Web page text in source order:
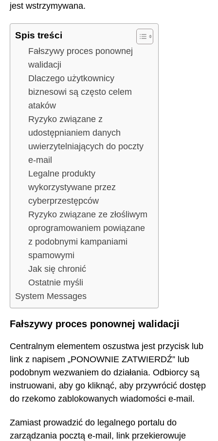
jest wstrzymywana.
Spis treści
Fałszywy proces ponownej
walidacji
Dlaczego użytkownicy
biznesowi są często celem
ataków
Ryzyko związane z
udostępnianiem danych
uwierzytelniających do poczty
e-mail
Legalne produkty
wykorzystywane przez
cyberprzestępców
Ryzyko związane ze złośliwym
oprogramowaniem powiązane
z podobnymi kampaniami
spamowymi
Jak się chronić
Ostatnie myśli
System Messages
Fałszywy proces ponownej walidacji
Centralnym elementem oszustwa jest przycisk lub
link z napisem „PONOWNIE ZATWIERDŹ” lub
podobnym wezwaniem do działania. Odbiorcy są
instruowani, aby go kliknąć, aby przywrócić dostęp
do rzekomo zablokowanych wiadomości e-mail.
Zamiast prowadzić do legalnego portalu do
zarządzania pocztą e-mail, link przekierowuje